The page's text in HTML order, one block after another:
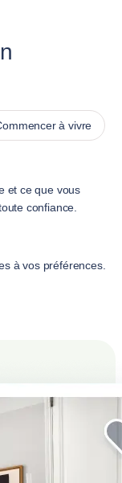
à vivre
et ce que vous
confiance.
à vos préférences.